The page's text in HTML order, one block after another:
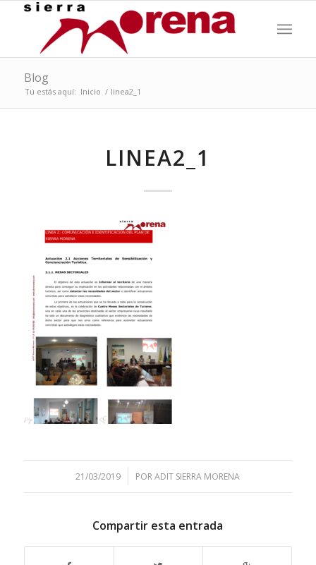
Blog
Tú estás aquí: Inicio / linea2_1
LINEA2_1
21/03/2019
/ PORADIT SIERRA MORENA
Compartir esta entrada